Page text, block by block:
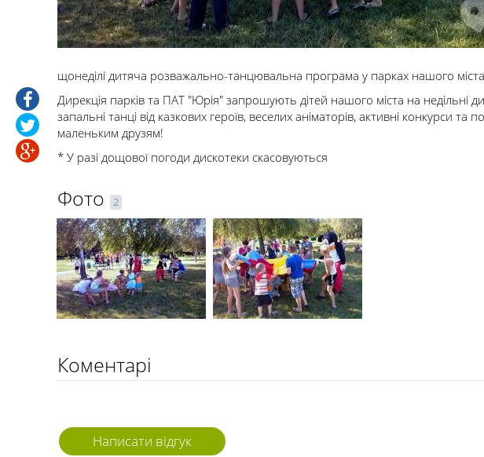
щонеділі дитяча розважально-танцювальна програма у парках нашого міста
Дирекція парків та ПАТ "Юрія" запрошують дітей нашого міста на недільні
запальні танці від казкових героїв, веселих аніматорів, активні конкурси та
маленьким друзям!
* У разі дощової погоди дискотеки скасовуються
Фото 2
Коментарі
Написати відгук